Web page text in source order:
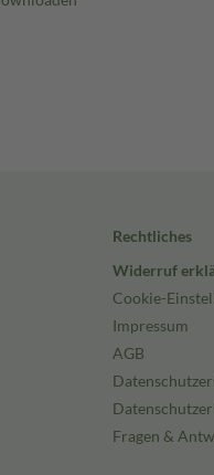
Rechtliches
Widerruf
Cookie-
Impressum
AGB
Fragen &